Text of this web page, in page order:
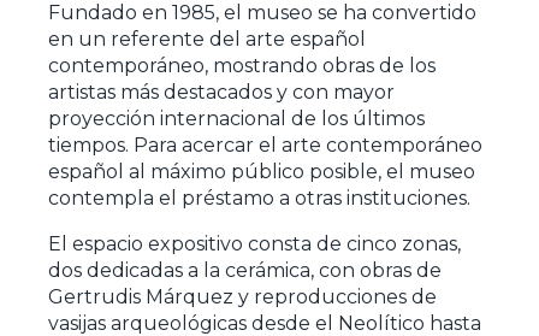
Fundado en 1985, el museo se ha convertido
en un referente del arte español
contemporáneo, mostrando obras de los
artistas más destacados y con mayor
proyección internacional de los últimos
tiempos. Para acercar el arte contemporáneo
español al máximo público posible, el museo
contempla el préstamo a otras instituciones.
El espacio expositivo consta de cinco zonas,
dos dedicadas a la cerámica, con obras de
Gertrudis Márquez y reproducciones de
vasijas arqueológicas desde el Neolítico hasta